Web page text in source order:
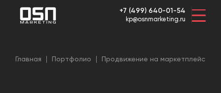
+7 (499) 640-01-54
kp@osnmarketing.ru
Главная Портфолио Продвижение на маркетплейсах